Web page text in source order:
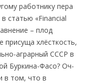
работнику пера
статью «Financial
– плод
присуща хлёсткость,
аграрный СССР в
Буркина-Фасо? Оч-
в том, что в